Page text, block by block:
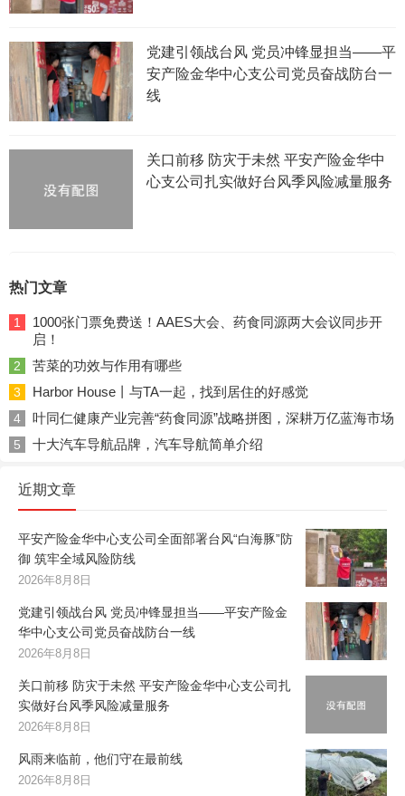
党建引领战台风 党员冲锋显担当——平
安产险金华中心支公司党员奋战防台一
线
关口前移 防灾于未然 平安产险金华中
心支公司扎实做好台风季风险减量服务
热门文章
1
1000张门票免费送！AAES大会、药食同源两大会议同步开
启！
2 苦菜的功效与作用有哪些
3 Harbor House丨与TA一起，找到居住的好感觉
4 叶同仁健康产业完善“药食同源”战略拼图，深耕万亿蓝海市场
5 十大汽车导航品牌，汽车导航简单介绍
近期文章
平安产险金华中心支公司全面部署台风“白海豚”防
御 筑牢全域风险防线
2026年8月8日
党建引领战台风 党员冲锋显担当——平安产险金
华中心支公司党员奋战防台一线
2026年8月8日
关口前移 防灾于未然 平安产险金华中心支公司扎
实做好台风季风险减量服务
2026年8月8日
风雨来临前，他们守在最前线
2026年8月8日